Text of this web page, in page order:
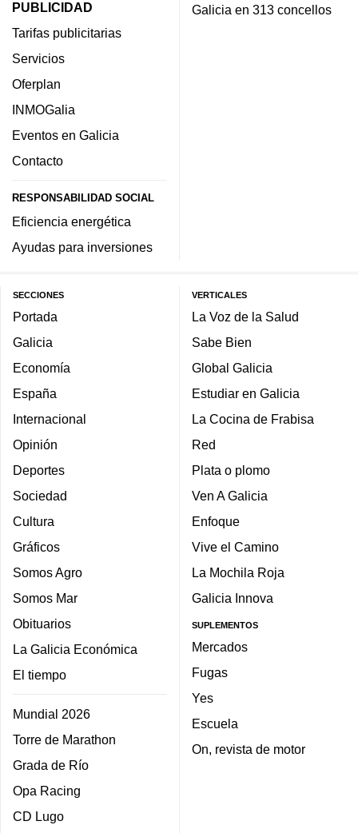
PUBLICIDAD
Tarifas publicitarias
Servicios
Oferplan
INMOGalia
Eventos en Galicia
Contacto
RESPONSABILIDAD SOCIAL
Eficiencia energética
Ayudas para inversiones
Galicia en 313 concellos
SECCIONES
Portada
Galicia
Economía
España
Internacional
Opinión
Deportes
Sociedad
Cultura
Gráficos
Somos Agro
Somos Mar
Obituarios
La Galicia Económica
El tiempo
Mundial 2026
Torre de Marathon
Grada de Río
Opa Racing
CD Lugo
VERTICALES
La Voz de la Salud
Sabe Bien
Global Galicia
Estudiar en Galicia
La Cocina de Frabisa
Red
Plata o plomo
Ven A Galicia
Enfoque
Vive el Camino
La Mochila Roja
Galicia Innova
SUPLEMENTOS
Mercados
Fugas
Yes
Escuela
On, revista de motor